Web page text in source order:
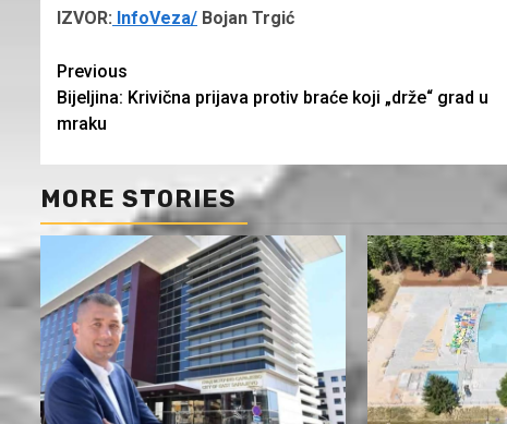
IZVOR: InfoVeza/ Bojan Trgić
Continue
Reading
Previous
Bijeljina: Krivična prijava protiv braće koji „drže“ grad u
mraku
MORE STORIES